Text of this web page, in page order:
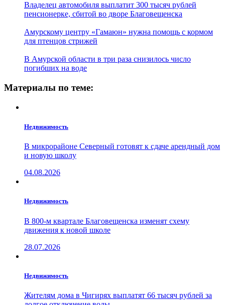
Владелец автомобиля выплатит 300 тысяч рублей
пенсионерке, сбитой во дворе Благовещенска
Амурскому центру «Гамаюн» нужна помощь с кормом
для птенцов стрижей
В Амурской области в три раза снизилось число
погибших на воде
Материалы по теме:
Недвижимость
В микрорайоне Северный готовят к сдаче арендный дом
и новую школу
04.08.2026
Недвижимость
В 800-м квартале Благовещенска изменят схему
движения к новой школе
28.07.2026
Недвижимость
Жителям дома в Чигирях выплатят 66 тысяч рублей за